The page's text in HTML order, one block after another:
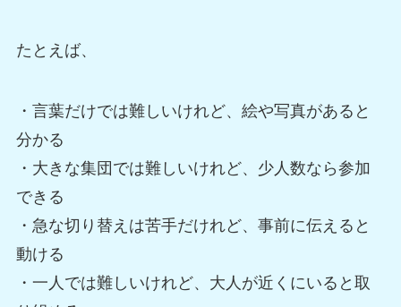
たとえば、
・言葉だけでは難しいけれど、絵や写真があると
分かる
・大きな集団では難しいけれど、少人数なら参加
できる
・急な切り替えは苦手だけれど、事前に伝えると
動ける
・一人では難しいけれど、大人が近くにいると取